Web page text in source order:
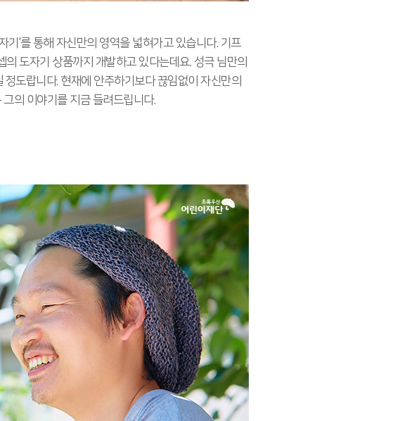
’를 통해 자신만의 영역을 넓혀가고 있습니다. 기프
도자기 상품까지 개발하고 있다는데요. 성극 님만의
도랍니다. 현재에 안주하기보다 끊임없이 자신만의
의 이야기를 지금 들려드립니다.